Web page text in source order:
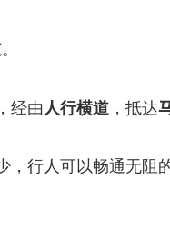
。
经由人行横道 ，抵达
，行人可以畅通无阻